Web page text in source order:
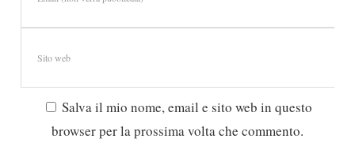
Salva il mio nome, email e sito web in questo
browser per la prossima volta che commento.